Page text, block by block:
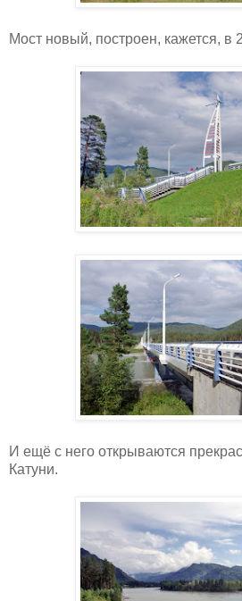
Мост новый, построен, кажется, в
И ещё с него открываются
Катуни.